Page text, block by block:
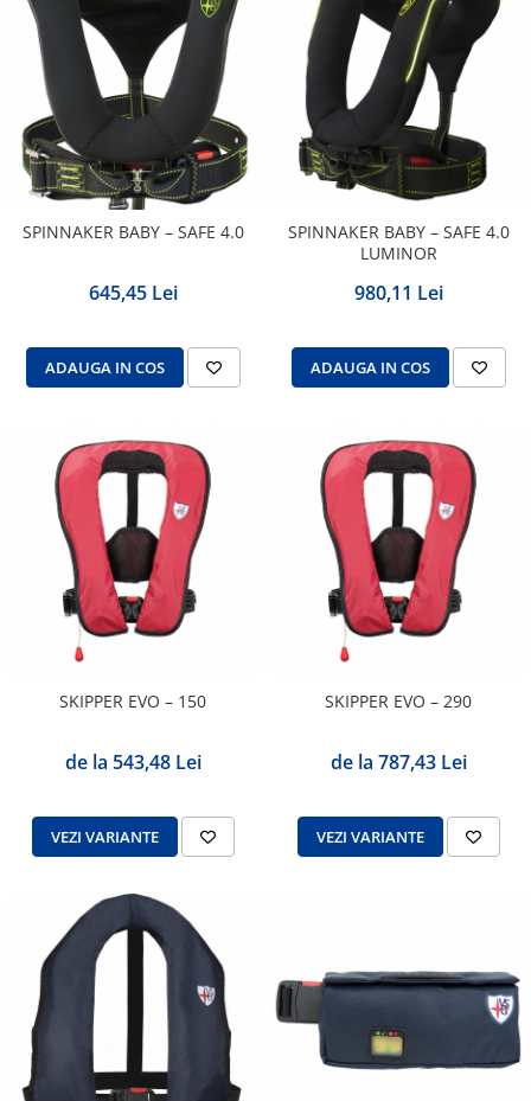
SPINNAKER BABY – SAFE 4.0
645,45 Lei
ADAUGA IN COS
SPINNAKER BABY – SAFE 4.0
LUMINOR
980,11 Lei
ADAUGA IN COS
SKIPPER EVO – 150
de la 543,48 Lei
VEZI VARIANTE
SKIPPER EVO – 290
de la 787,43 Lei
VEZI VARIANTE